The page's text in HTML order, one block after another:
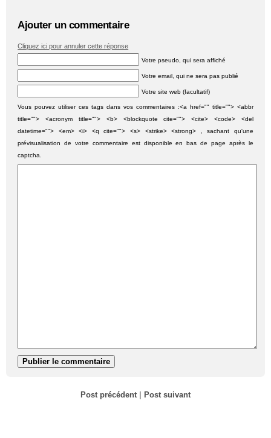
Ajouter un commentaire
Cliquez ici pour annuler cette réponse
Votre pseudo, qui sera affiché
Votre email, qui ne sera pas publié
Votre site web (facultatif)
Vous pouvez utiliser ces tags dans vos commentaires :<a href="" title=""> <abbr
title=""> <acronym title=""> <b> <blockquote cite=""> <cite> <code> <del
datetime=""> <em> <i> <q cite=""> <s> <strike> <strong> , sachant qu'une
prévisualisation de votre commentaire est disponible en bas de page après le
captcha.
Post précédent| Post suivant